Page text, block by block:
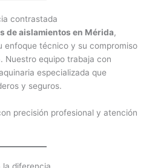
contrastada
de aislamientos en Mérida,
enfoque técnico y su compromiso
Nuestro equipo trabaja con
especializada que
y seguros.
precisión profesional y atención